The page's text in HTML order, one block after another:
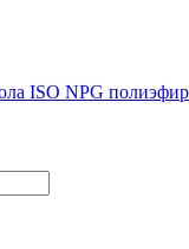
ISO NPG